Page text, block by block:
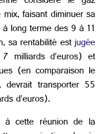
faisant diminuer sa
long terme des 9 à 11
sa rentabilité estjugée
d’euros) et
(en comparaison le
transporter 55
d’euros).
à cette réunion de la